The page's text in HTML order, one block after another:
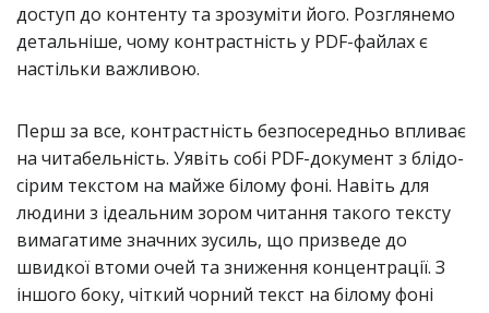
доступ до контенту та зрозуміти його. Розглянемо
детальніше, чому контрастність у PDF-файлах є
настільки важливою.
Перш за все, контрастність безпосередньо впливає
на читабельність. Уявіть собі PDF-документ з блідо-
сірим текстом на майже білому фоні. Навіть для
людини з ідеальним зором читання такого тексту
вимагатиме значних зусиль, що призведе до
швидкої втоми очей та зниження концентрації. З
іншого боку, чіткий чорний текст на білому фоні